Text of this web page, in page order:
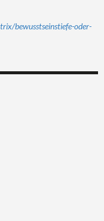
bewusstseinstiefe-oder-